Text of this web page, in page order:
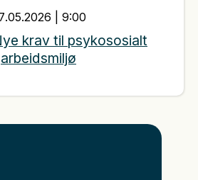
.05.2026 9:00
krav til psykososialt
arbeidsmiljø